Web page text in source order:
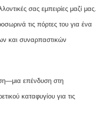
σας εμπειρίες μαζί μας.
τις πόρτες του για ένα
και συναρπαστικών
επένδυση στη
καταφυγίου για τις